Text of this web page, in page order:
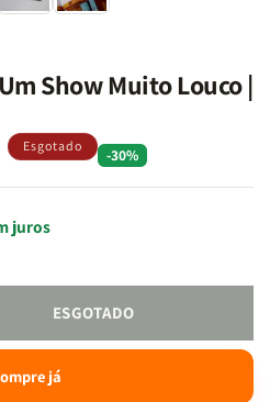
Show Muito Louco |
Esgotado -30%
juros
ESGOTADO
já